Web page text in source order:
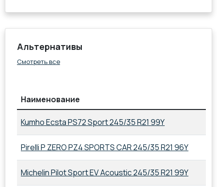
Альтернативы
Смотреть все
Наименование
Kumho Ecsta PS72 Sport 245/35 R21 99Y
Pirelli P ZERO PZ4 SPORTS CAR 245/35 R21 96Y
Michelin Pilot Sport EV Acoustic 245/35 R21 99Y